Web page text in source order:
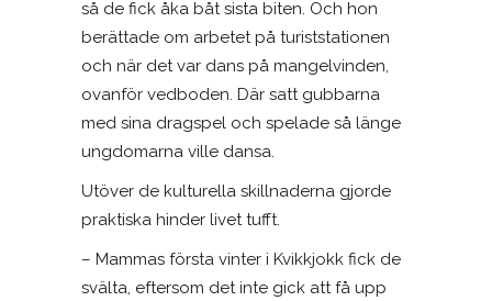
så de fick åka båt sista biten. Och hon
berättade om arbetet på turiststationen
och när det var dans på mangelvinden,
ovanför vedboden. Där satt gubbarna
med sina dragspel och spelade så länge
ungdomarna ville dansa.
Utöver de kulturella skillnaderna gjorde
praktiska hinder livet tufft.
– Mammas första vinter i Kvikkjokk fick de
svälta, eftersom det inte gick att få upp